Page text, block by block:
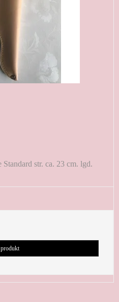
str. ca. 23 cm. lgd.